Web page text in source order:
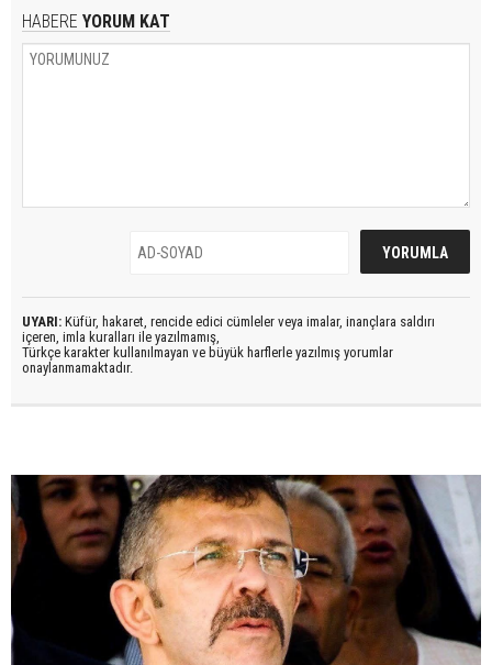
HABERE YORUM KAT
UYARI: Küfür, hakaret, rencide edici cümleler veya imalar, inançlara saldırı
içeren, imla kuralları ile yazılmamış,
Türkçe karakter kullanılmayan ve büyük harflerle yazılmış yorumlar
onaylanmamaktadır.